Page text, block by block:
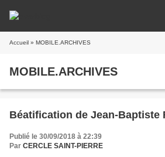
Accueil » MOBILE.ARCHIVES
MOBILE.ARCHIVES
Béatification de Jean-Baptiste
Publié le 30/09/2018 à 22:39
Par CERCLE SAINT-PIERRE